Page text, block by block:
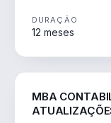
DURAÇÃO
12 meses
MBA